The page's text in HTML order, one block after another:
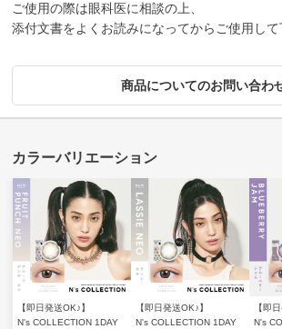
ご使用の際は眼科医に相談の上、
添付文書をよくお読みになってからご使用して
商品についてのお問い合わ
【即日発送OK♪】
N's COLLECTION 1DAY
【即日発送OK♪】
N's COLLECTION 1DAY
【即
N's